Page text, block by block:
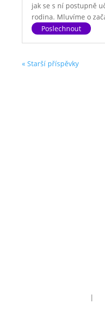
jak se s ní postupně
rodina. Mluvíme o
« Starší příspěvky
|